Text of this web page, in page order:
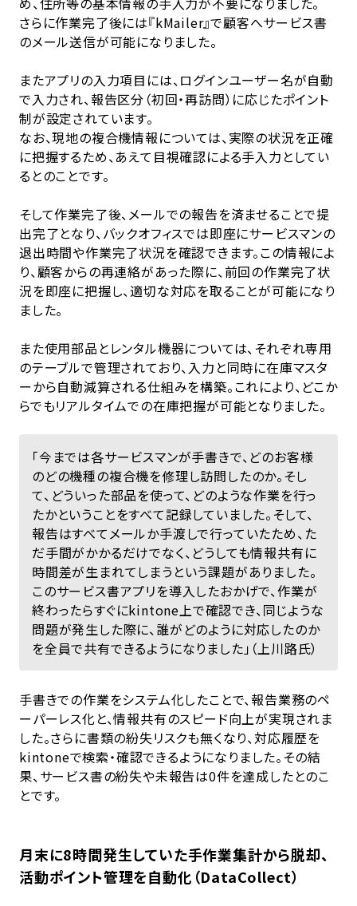
さらに作業完了後には『kMailer』で顧客へサービス書
のメール送信が可能になりました。
またアプリの入力項目には、ログインユーザー名が自動
で入力され、報告区分（初回・再訪問）に応じたポイント
制が設定されています。
なお、現地の複合機情報については、実際の状況を正確
に把握するため、あえて目視確認による手入力としてい
るとのことです。
そして作業完了後、メールでの報告を済ませることで提
出完了となり、バックオフィスでは即座にサービスマンの
退出時間や作業完了状況を確認できます。この情報によ
り、顧客からの再連絡があった際に、前回の作業完了状
況を即座に把握し、適切な対応を取ることが可能になり
ました。
また使用部品とレンタル機器については、それぞれ専用
のテーブルで管理されており、入力と同時に在庫マスタ
ーから自動減算される仕組みを構築。これにより、どこか
らでもリアルタイムでの在庫把握が可能となりました。
「今までは各サービスマンが手書きで、どのお客様
のどの機種の複合機を修理し訪問したのか。そし
て、どういった部品を使って、どのような作業を行っ
たかということをすべて記録していました。そして、
報告はすべてメールか手渡しで行っていたため、た
だ手間がかかるだけでなく、どうしても情報共有に
時間差が生まれてしまうという課題がありました。
このサービス書アプリを導入したおかげで、作業が
終わったらすぐにkintone上で確認でき、同じような
問題が発生した際に、誰がどのように対応したのか
を全員で共有できるようになりました」（上川路氏）
手書きでの作業をシステム化したことで、報告業務のペ
ーパーレス化と、情報共有のスピード向上が実現されま
した。さらに書類の紛失リスクも無くなり、対応履歴を
kintoneで検索・確認できるようになりました。その結
果、サービス書の紛失や未報告は0件を達成したとのこ
とです。
月末に8時間発生していた手作業集計から脱却、
活動ポイント管理を自動化（DataCollect）